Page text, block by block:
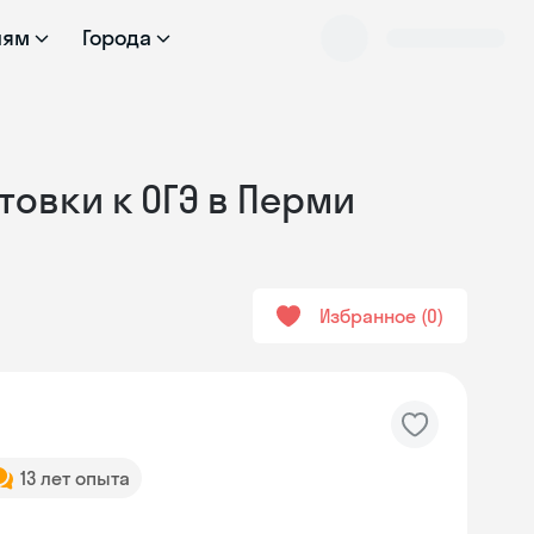
Города
к ОГЭ в Перми
Избранное 0
13 лет опыта